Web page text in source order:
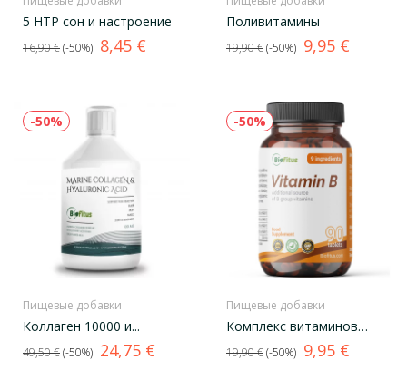
5 HTP сон и настроение
Базовая
цена
16,90 € -50% Цена
8,45 €
Поливитамины
Базовая
цена
19,90 € -50% Цена
9,95 €
-50%
Пищевые добавки
Коллаген 10000 и...
Базовая
цена
49,50 € -50% Цена
24,75 €
-50%
Пищевые добавки
Комплекс витаминов
Базовая
цена
19,90 € -50% Цена
9,95 €